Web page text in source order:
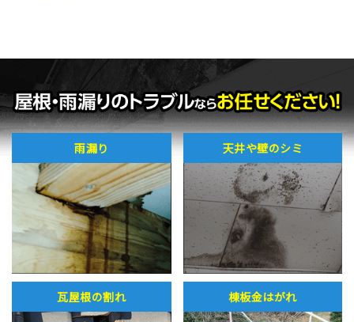
雨漏り 天井や壁のシミ
瓦屋根の割れ 棟板金はがれ